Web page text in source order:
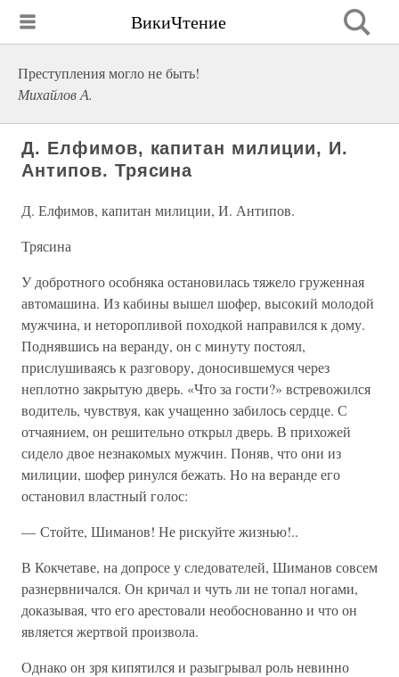
ВикиЧтение
Преступления могло не быть!
Михайлов А.
Д. Елфимов, капитан милиции, И.
Антипов. Трясина
Д. Елфимов, капитан милиции, И. Антипов.
Трясина
У добротного особняка остановилась тяжело груженная
автомашина. Из кабины вышел шофер, высокий молодой
мужчина, и неторопливой походкой направился к дому.
Поднявшись на веранду, он с минуту постоял,
прислушиваясь к разговору, доносившемуся через
неплотно закрытую дверь. «Что за гости?» встревожился
водитель, чувствуя, как учащенно забилось сердце. С
отчаянием, он решительно открыл дверь. В прихожей
сидело двое незнакомых мужчин. Поняв, что они из
милиции, шофер ринулся бежать. Но на веранде его
остановил властный голос:
— Стойте, Шиманов! Не рискуйте жизнью!..
В Кокчетаве, на допросе у следователей, Шиманов совсем
разнервничался. Он кричал и чуть ли не топал ногами,
доказывая, что его арестовали необоснованно и что он
является жертвой произвола.
Однако он зря кипятился и разыгрывал роль невинно